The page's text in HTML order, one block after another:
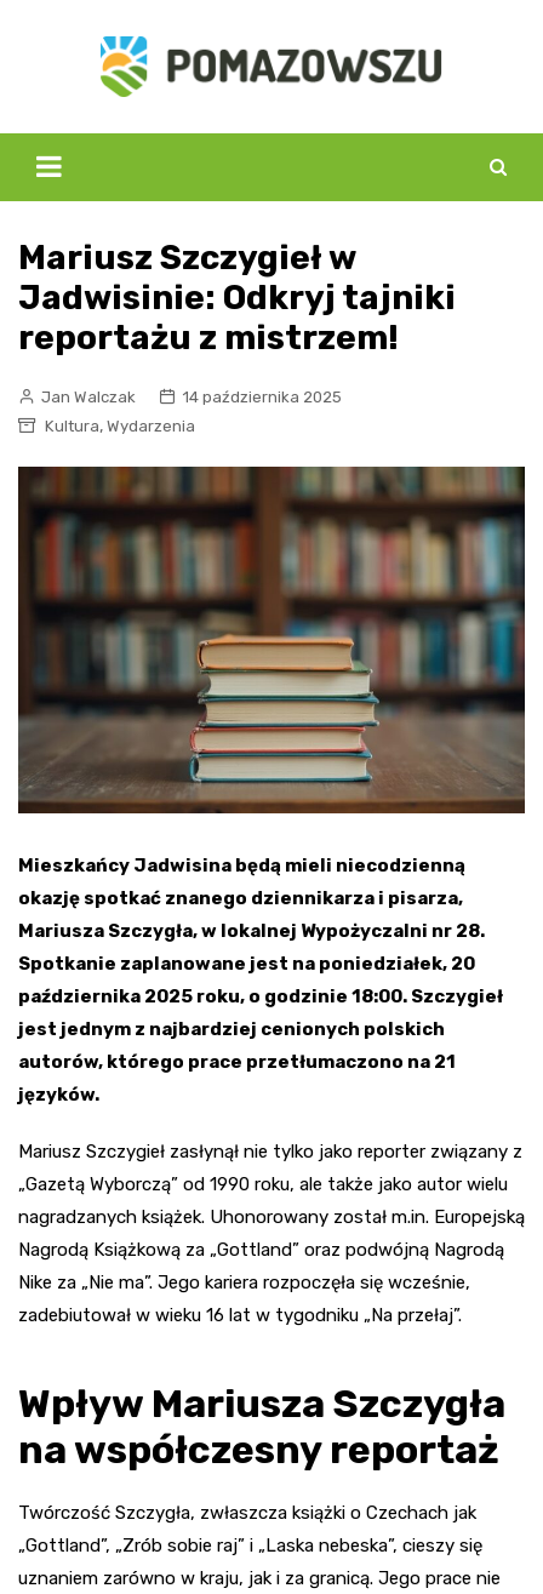
Mariusz Szczygieł w
Jadwisinie: Odkryj tajniki
reportażu z mistrzem!
Jan Walczak
14 października 2025
Kultura, Wydarzenia
Mieszkańcy Jadwisina będą mieli niecodzienną
okazję spotkać znanego dziennikarza i pisarza,
Mariusza Szczygła, w lokalnej Wypożyczalni nr 28.
Spotkanie zaplanowane jest na poniedziałek, 20
października 2025 roku, o godzinie 18:00. Szczygieł
jest jednym z najbardziej cenionych polskich
autorów, którego prace przetłumaczono na 21
języków.
Mariusz Szczygieł zasłynął nie tylko jako reporter związany z
„Gazetą Wyborczą” od 1990 roku, ale także jako autor wielu
nagradzanych książek. Uhonorowany został m.in. Europejską
Nagrodą Książkową za „Gottland” oraz podwójną Nagrodą
Nike za „Nie ma”. Jego kariera rozpoczęła się wcześnie,
zadebiutował w wieku 16 lat w tygodniku „Na przełaj”.
Wpływ Mariusza Szczygła
na współczesny reportaż
Twórczość Szczygła, zwłaszcza książki o Czechach jak
„Gottland”, „Zrób sobie raj” i „Laska nebeska”, cieszy się
uznaniem zarówno w kraju, jak i za granicą. Jego prace nie